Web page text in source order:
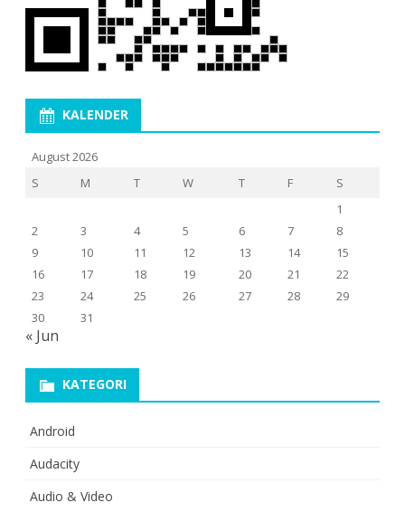
KALENDER
August 2026
S
M T W T F
S
1
2
3 4 5 6 7
8
9
10 11 12 13 14
15
16
17 18 19 20 21
22
23
24 25 26 27 28
29
30
31
« Jun
KATEGORI
Android
Audacity
Audio & Video